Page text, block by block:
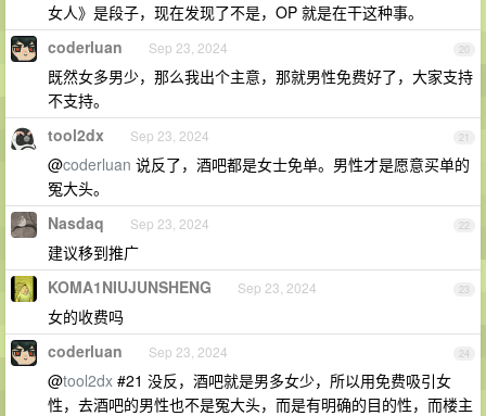
女人》是段子，现在发现了不是，OP 就是在干这种事。
20
coderluan Sep 23, 2024
既然女多男少，那么我出个主意，那就男性免费好了，大家支持
不支持。
21
tool2dx Sep 23, 2024
@coderluan 说反了，酒吧都是女士免单。男性才是愿意买单的
冤大头。
22
Nasdaq Sep 23, 2024
建议移到推广
23
KOMA1NIUJUNSHENG Sep 23, 2024
女的收费吗
24
coderluan Sep 23, 2024
@tool2dx #21 没反，酒吧就是男多女少，所以用免费吸引女
性，去酒吧的男性也不是冤大头，而是有明确的目的性，而楼主